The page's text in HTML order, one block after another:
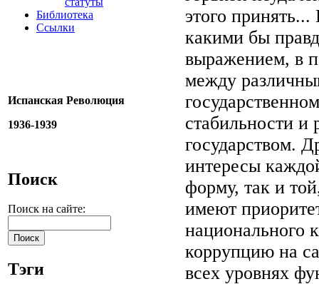
Библиотека
Ссылки
Испанская Революция
1936-1939
Поиск
Поиск на сайте:
Тэги
этого
какими бы
выражением, в
между
стабильности
государством.
интересы
форму, так и
имеют
национального
коррупцию на
всех уровнях